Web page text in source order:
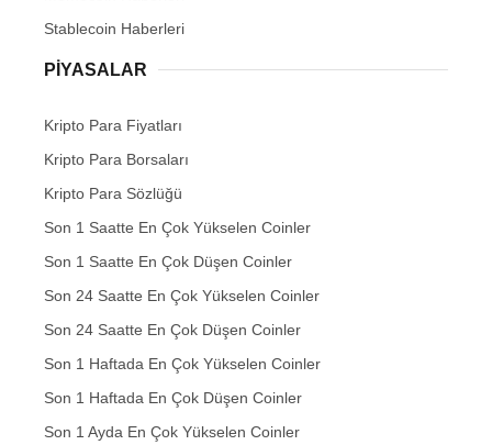
Stablecoin Haberleri
PIYASALAR
Kripto Para Fiyatları
Kripto Para Borsaları
Kripto Para Sözlüğü
Son 1 Saatte En Çok Yükselen Coinler
Son 1 Saatte En Çok Düşen Coinler
Son 24 Saatte En Çok Yükselen Coinler
Son 24 Saatte En Çok Düşen Coinler
Son 1 Haftada En Çok Yükselen Coinler
Son 1 Haftada En Çok Düşen Coinler
Son 1 Ayda En Çok Yükselen Coinler